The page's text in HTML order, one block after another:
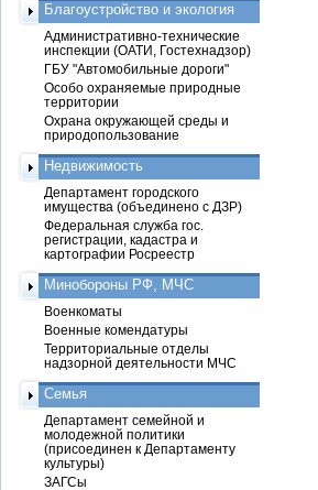
Благоустройство и экология
Административно-технические
инспекции (ОАТИ, Гостехнадзор)
ГБУ "Автомобильные дороги"
Особо охраняемые природные
территории
Охрана окружающей среды и
природопользование
Недвижимость
Департамент городского
имущества (объединено с ДЗР)
Федеральная служба гос.
регистрации, кадастра и
картографии Росреестр
Минобороны РФ, МЧС
Военкоматы
Военные комендатуры
Территориальные отделы
надзорной деятельности МЧС
Семья
Департамент семейной и
молодежной политики
(присоединен к Департаменту
культуры)
ЗАГСы